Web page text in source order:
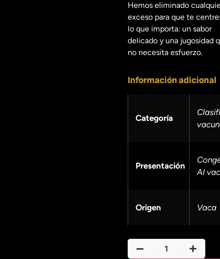
Hemos eliminado
exceso para que te
lo que importa: un sabor
delicado y una jugosidad
no necesita esfuerzo.
Información adicional
Categoría
Presentación
Al
Origen Vaca